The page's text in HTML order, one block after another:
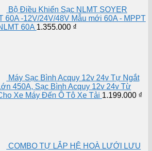
Bộ Điều Khiển Sạc NLMT SOYER
60A -12V/24V/48V Mẫu mới 60A - MPPT
60A 1.355.000 ₫
Máy Sạc Bình Acquy 12v 24v Tự Ngắt
450A, Sạc Bình Acquy 12v 24v Từ
Xe Máy Đến Ô Tô Xe Tải 1.199.000 ₫
COMBO TỰ LẮP HỆ HOÀ LƯỚI LƯU